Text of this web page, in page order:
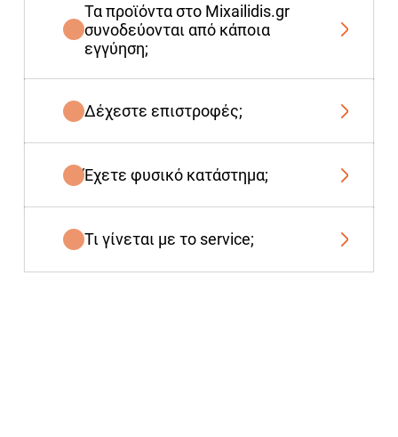
Τα προϊόντα στο Mixailidis.gr
συνοδεύονται από κάποια
εγγύηση;
Δέχεστε επιστροφές;
Έχετε φυσικό κατάστημα;
Τι γίνεται με το service;